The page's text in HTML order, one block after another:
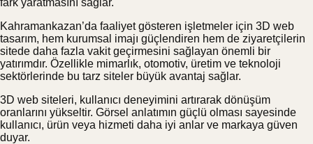
Kahramankazan’da faaliyet gösteren işletmeler için 3D web
tasarım, hem kurumsal imajı güçlendiren hem de ziyaretçilerin
sitede daha fazla vakit geçirmesini sağlayan önemli bir
yatırımdır. Özellikle mimarlık, otomotiv, üretim ve teknoloji
sektörlerinde bu tarz siteler büyük avantaj sağlar.
3D web siteleri, kullanıcı deneyimini artırarak dönüşüm
oranlarını yükseltir. Görsel anlatımın güçlü olması sayesinde
kullanıcı, ürün veya hizmeti daha iyi anlar ve markaya güven
duyar.